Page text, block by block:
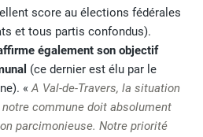
score au élections fédérales
et tous partis confondus).
également son objectif
(ce dernier est élu par le
«A Val-de-Travers, la situation
commune doit absolument
parcimonieuse. Notre priorité